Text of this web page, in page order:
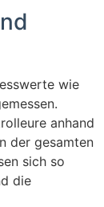
wie
anhand
der gesamten
sich so
die